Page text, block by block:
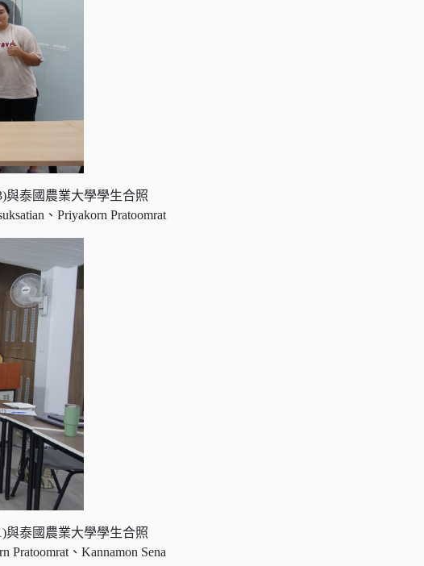
與泰國農業大學學生合照
、Priyakorn Pratoomrat
與泰國農業大學學生合照
Pratoomrat、Kannamon Sena